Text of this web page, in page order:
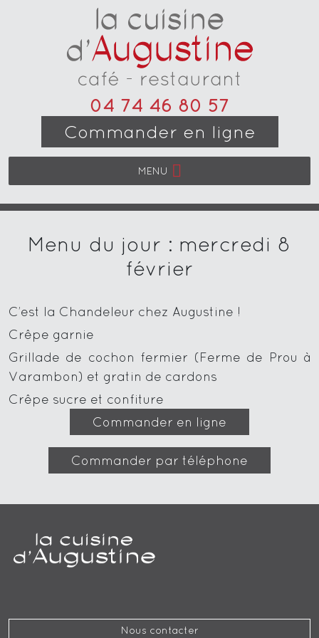
04 74 46 80 57
Commander en ligne
MENU
Menu du jour : mercredi 8
février
C’est la Chandeleur chez Augustine !
Crêpe garnie
Grillade de cochon fermier (Ferme de Prou à
Varambon) et gratin de cardons
Crêpe sucre et confiture
Commander en ligne
Commander par téléphone
Nous contacter